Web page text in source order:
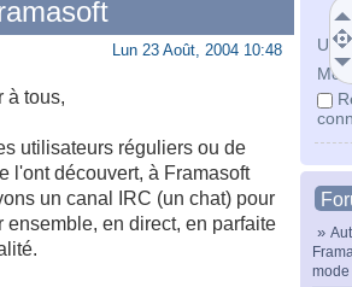
Mot
»
Lun 23 Août, 2004 10:48
à tous,
utilisateurs réguliers ou de
l'ont découvert, à Framasoft
un canal IRC (un chat) pour
ensemble, en direct, en parfaite